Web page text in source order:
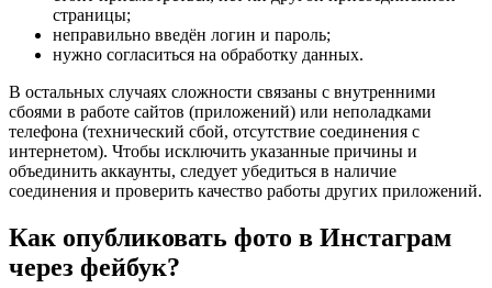
страницы;
неправильно введён логин и пароль;
нужно согласиться на обработку данных.
В остальных случаях сложности связаны с внутренними
сбоями в работе сайтов (приложений) или неполадками
телефона (технический сбой, отсутствие соединения с
интернетом). Чтобы исключить указанные причины и
объединить аккаунты, следует убедиться в наличие
соединения и проверить качество работы других приложений.
Как опубликовать фото в Инстаграм
через фейбук?